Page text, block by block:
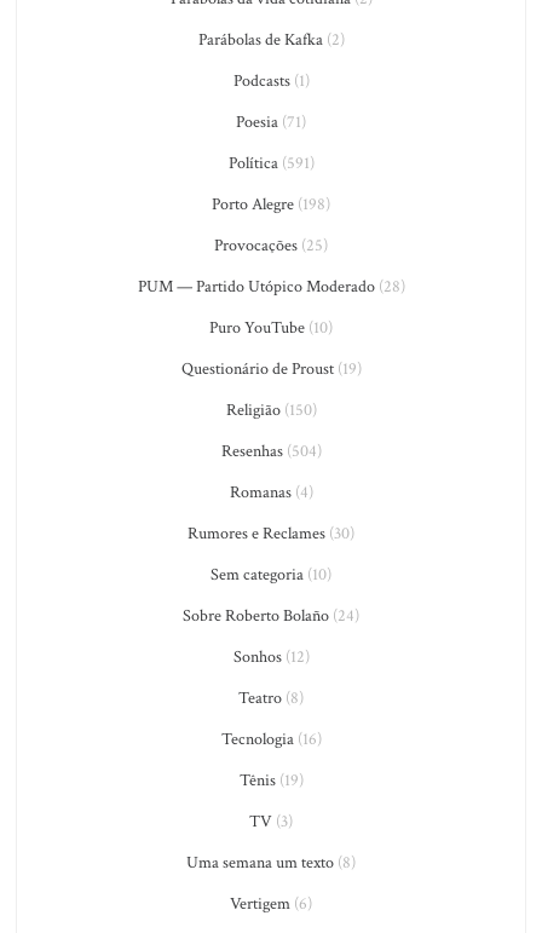
Parábolas de Kafka(2)
Podcasts(1)
Poesia (71)
Política(591)
Porto Alegre (198)
Provocações (25)
PUM — Partido Utópico Moderado(28)
Puro YouTube (10)
Questionário de Proust(19)
Religião(150)
Resenhas(504)
Romanas(4)
Rumores e Reclames (30)
Sem categoria (10)
Sobre Roberto Bolaño (24)
Sonhos(12)
Teatro (8)
Tecnologia(16)
Tênis(19)
TV (3)
Uma semana um texto (8)
Vertigem (6)